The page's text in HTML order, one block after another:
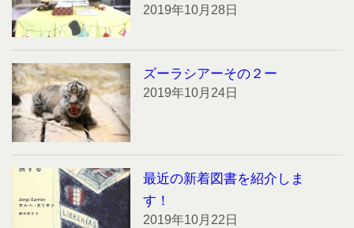
2019年10月28日
ズーラシアーその２ー
2019年10月24日
最近の新着図書を紹介しま
す！
2019年10月22日